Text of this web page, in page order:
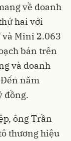
về doanh
hai với
và Mini 2.063
bán trên
và doanh
năm
đồng.
ông Trần
thương hiệu